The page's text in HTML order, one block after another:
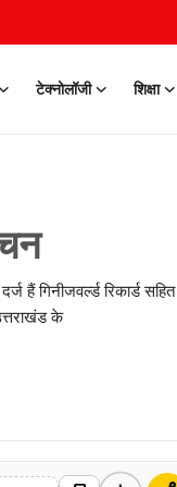
टेक्नोलॉजी शिक्षा
हैं गिनीजवर्ल्ड रिकार्ड सहित
के